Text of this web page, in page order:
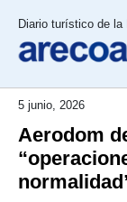
Diario turístico de la
5 junio, 2026
Aerodom